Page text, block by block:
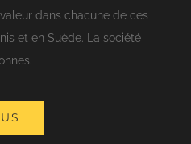
dans chacune de ces
et en Suède. La société